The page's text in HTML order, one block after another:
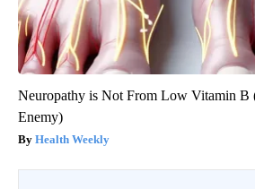
Neuropathy is Not From Low Vitamin B
Enemy)
Health Weekly